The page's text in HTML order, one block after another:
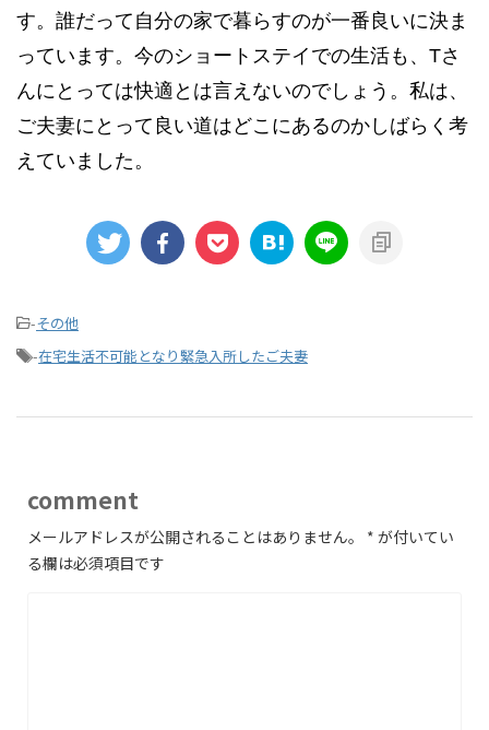
す。誰だって自分の家で暮らすのが一番良いに決ま
っています。今のショートステイでの生活も、Tさ
んにとっては快適とは言えないのでしょう。私は、
ご夫妻にとって良い道はどこにあるのかしばらく考
えていました。
-その他
-在宅生活不可能となり緊急入所したご夫妻
comment
メールアドレスが公開されることはありません。 * が付いてい
る欄は必須項目です